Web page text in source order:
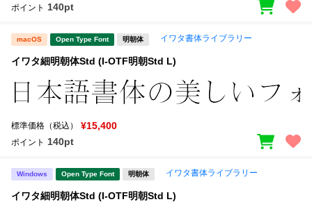
ポイント 140pt
macOS Open Type Font 明朝体 イワタ書体ライブラリー
イワタ細明朝体Std (I-OTF明朝Std L)
標準価格（税込） ¥15,400
ポイント 140pt
Windows Open Type Font 明朝体 イワタ書体ライブラリー
イワタ細明朝体Std (I-OTF明朝Std L)